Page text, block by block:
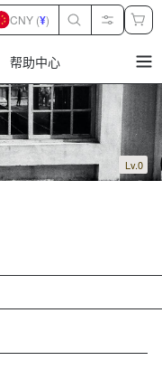
帮助中心
CNY (¥)
Lv.0